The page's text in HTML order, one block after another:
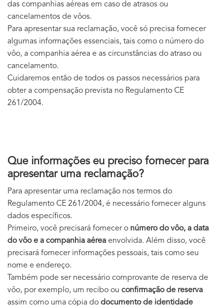
das companhias aéreas em caso de atrasos ou
cancelamentos de vôos.
Para apresentar sua reclamação, você só precisa fornecer
algumas informações essenciais, tais como o número do
vôo, a companhia aérea e as circunstâncias do atraso ou
cancelamento.
Cuidaremos então de todos os passos necessários para
obter a compensação prevista no Regulamento CE
261/2004.
Que informações eu preciso fornecer para
apresentar uma reclamação?
Para apresentar uma reclamação nos termos do
Regulamento CE 261/2004, é necessário fornecer alguns
dados específicos.
Primeiro, você precisará fornecer o número do vôo, a data
do vôo e a companhia aérea envolvida. Além disso, você
precisará fornecer informações pessoais, tais como seu
nome e endereço.
Também pode ser necessário comprovante de reserva de
vôo, por exemplo, um recibo ou confirmação de reserva
assim como uma cópia do documento de identidade